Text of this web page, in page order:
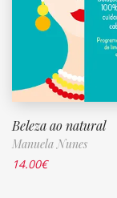
Beleza ao natural
Manuela Nunes
14.00€